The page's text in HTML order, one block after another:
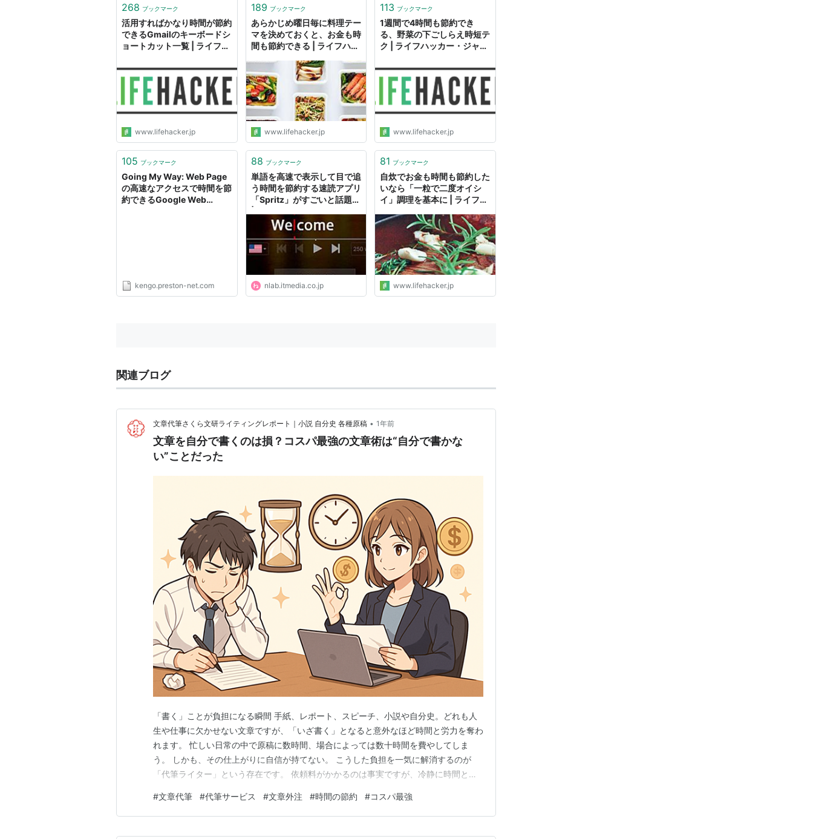
268 ブックマーク
活用すればかなり時間が節約
できるGmailのキーボードシ
ョートカット一覧 | ライフハ
www.lifehacker.jp
189 ブックマーク
あらかじめ曜日毎に料理テー
マを決めておくと、お金も時
間も節約できる | ライフハッ
www.lifehacker.jp
113 ブックマーク
1週間で4時間も節約でき
る、野菜の下ごしらえ時短テ
ク | ライフハッカー・ジャパ
www.lifehacker.jp
105 ブックマーク
Going My Way: Web Page
の高速なアクセスで時間を節
約できるGoogle Web
kengo.preston-net.com
88 ブックマーク
単語を高速で表示して目で追
う時間を節約する速読アプリ
「Spritz」がすごいと話題に
nlab.itmedia.co.jp
81 ブックマーク
自炊でお金も時間も節約した
いなら「一粒で二度オイシ
イ」調理を基本に | ライフハ
www.lifehacker.jp
関連ブログ
文章代筆さくら文研ライティングレポート｜小説 自分史 各種原稿 • 1年前
文章を自分で書くのは損？コスパ最強の文章術は“自分で書かな
い”ことだった
「書く」ことが負担になる瞬間 手紙、レポート、スピーチ、小説や自分史。どれも人
生や仕事に欠かせない文章ですが、「いざ書く」となると意外なほど時間と労力を奪わ
れます。 忙しい日常の中で原稿に数時間、場合によっては数十時間を費やしてしま
う。 しかも、その仕上がりに自信が持てない。 こうした負担を一気に解消するのが
「代筆ライター」という存在です。 依頼料がかかるのは事実ですが、冷静に時間と費
算”で見えてくるお得さ まずは短文の例。PTAや学校の文集寄稿、会社の会報への挨拶
文、研修レポートなど。 自分で書く場合、多くの人が数…
#文章代筆 #代筆サービス #文章外注 #時間の節約 #コスパ最強